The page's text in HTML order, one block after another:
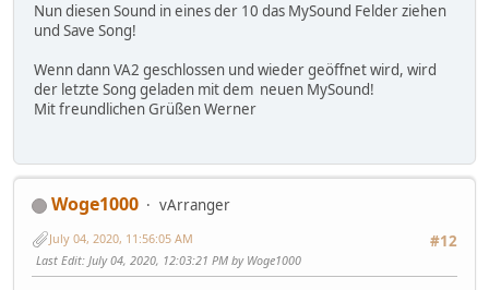
Nun diesen Sound in eines der 10 das MySound Felder ziehen
und Save Song!
Wenn dann VA2 geschlossen und wieder geöffnet wird, wird
der letzte Song geladen mit dem neuen MySound!
Mit freundlichen Grüßen Werner
Woge1000
vArranger
#12
July 04, 2020, 11:56:05 AM
Last Edit: July 04, 2020, 12:03:21 PM by Woge1000